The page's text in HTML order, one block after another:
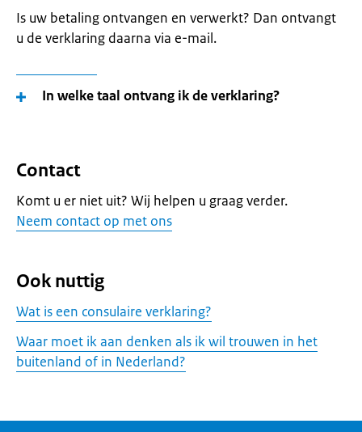
Is uw betaling ontvangen en verwerkt? Dan ontvangt
u de verklaring daarna via e-mail.
In welke taal ontvang ik de verklaring?
Contact
Komt u er niet uit? Wij helpen u graag verder.
Neem contact op met ons
Ook nuttig
Wat is een consulaire verklaring?
Waar moet ik aan denken als ik wil trouwen in het
buitenland of in Nederland?